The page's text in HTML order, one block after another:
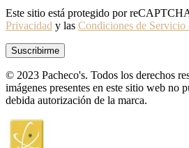
Este sitio está protegido por
Privacidad y las Condiciones de Servicio
© 2023 Pacheco's. Todos los derechos
imágenes presentes en este sitio web no
debida autorización de la marca.